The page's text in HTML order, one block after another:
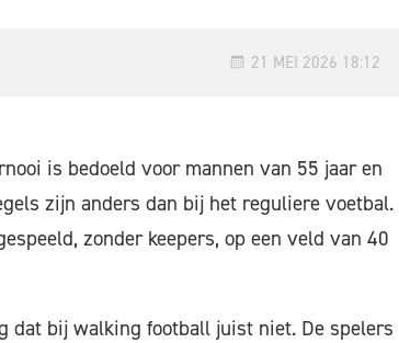
21 MEI 2026 18:12
is bedoeld voor mannen van 55 jaar en
zijn anders dan bij het reguliere voetbal.
zonder keepers, op een veld van 40
dat bij walking football juist niet. De spelers